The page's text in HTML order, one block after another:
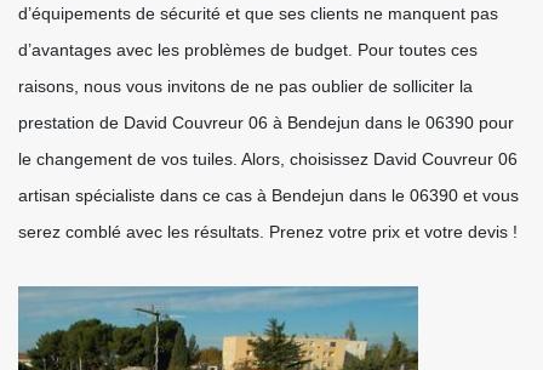
d’équipements de sécurité et que ses clients ne manquent pas
d’avantages avec les problèmes de budget. Pour toutes ces
raisons, nous vous invitons de ne pas oublier de solliciter la
prestation de David Couvreur 06 à Bendejun dans le 06390 pour
le changement de vos tuiles. Alors, choisissez David Couvreur 06
artisan spécialiste dans ce cas à Bendejun dans le 06390 et vous
serez comblé avec les résultats. Prenez votre prix et votre devis !